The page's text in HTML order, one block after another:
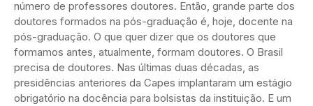
número de professores doutores. Então, grande parte dos
doutores formados na pós-graduação é, hoje, docente na
pós-graduação. O que quer dizer que os doutores que
formamos antes, atualmente, formam doutores. O Brasil
precisa de doutores. Nas últimas duas décadas, as
presidências anteriores da Capes implantaram um estágio
obrigatório na docência para bolsistas da instituição. E um